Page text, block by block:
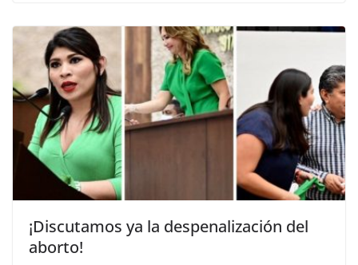
¡Discutamos ya la despenalización del
aborto!